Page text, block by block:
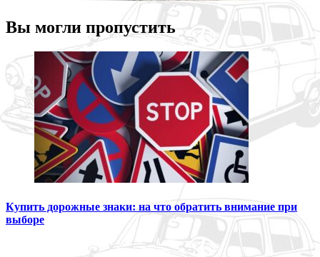
Вы могли пропустить
Купить дорожные знаки: на что обратить внимание при
выборе